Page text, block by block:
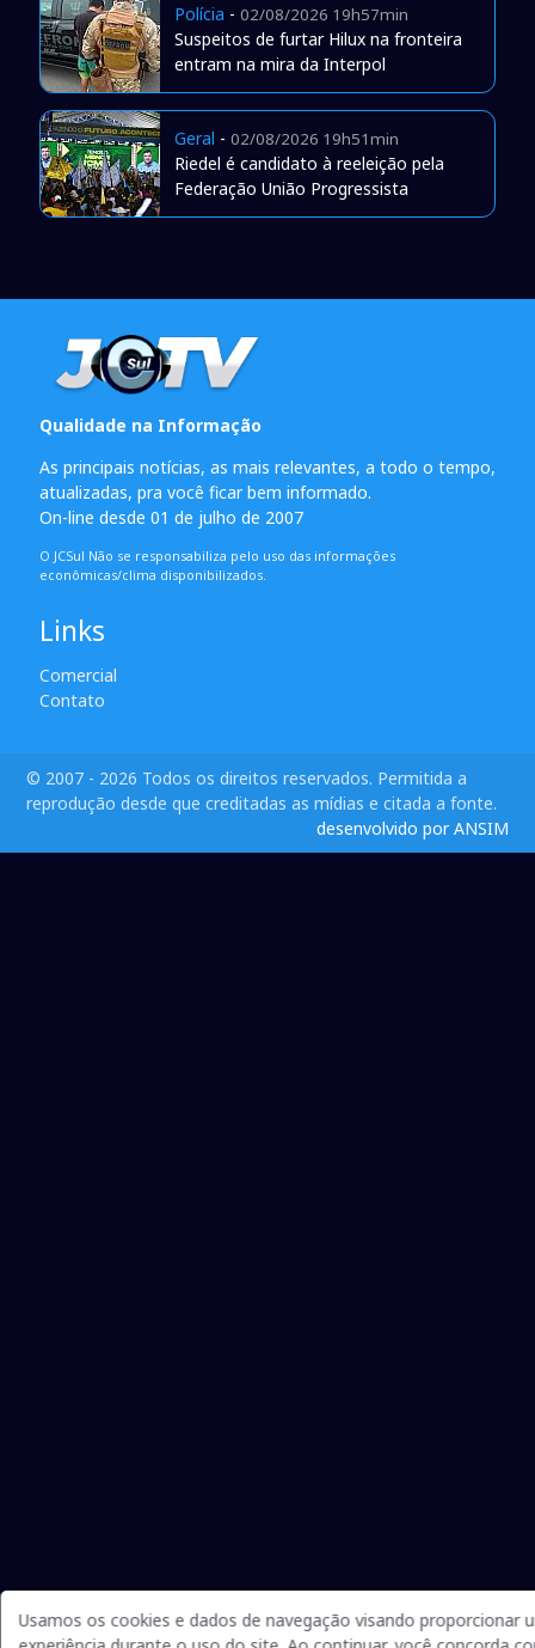
Polícia - 02/08/2026 19h57min
Suspeitos de furtar Hilux na fronteira
entram na mira da Interpol
Geral - 02/08/2026 19h51min
Riedel é candidato à reeleição pela
Federação União Progressista
Qualidade na Informação
As principais notícias, as mais relevantes, a todo o tempo,
atualizadas, pra você ficar bem informado.
On-line desde 01 de julho de 2007
O JCSul Não se responsabiliza pelo uso das informações
econômicas/clima disponibilizados.
Links
Comercial
Contato
© 2007 - 2026 Todos os direitos reservados. Permitida a
reprodução desde que creditadas as mídias e citada a fonte.
desenvolvido por ANSIM
Usamos os cookies e dados de navegação visando proporcionar